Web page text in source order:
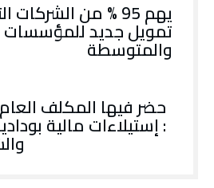
يهم 95 % من
تمويل جديد
والمتوسطة
حضر فيها المكلف العام
: إستيلاءات مالية